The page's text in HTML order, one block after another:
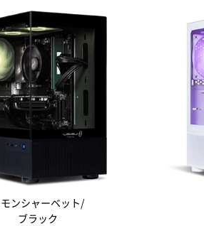
モンシャーベット/
ブラック